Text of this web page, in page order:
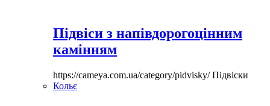
Підвіси з напівдорогоцінним
камінням
https://cameya.com.ua/category/pidvisky/Підвіски
Кольє